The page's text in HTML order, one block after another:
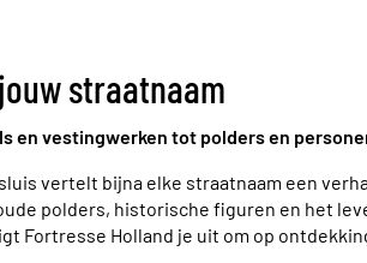
straatnaam
en vestingwerken tot polders en
vertelt bijna elke straatnaam een
polders, historische figuren en het
Fortresse Holland je uit om op